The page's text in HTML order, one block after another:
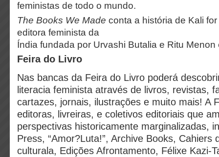
feministas de todo o mundo.
The Books We Made conta a história de Kali
editora feminista da
Índia fundada por Urvashi Butalia e Ritu Menon
Feira do Livro
Nas bancas da Feira do Livro poderá
literacia feminista através de livros, revistas,
cartazes, jornais, ilustrações e muito mais! A
editoras, livreiras, e coletivos editoriais que
perspectivas historicamente marginalizadas,
Press, “Amor?Luta!”, Archive Books, Cahiers
culturala, Edições Afrontamento, Félixe Kazi-